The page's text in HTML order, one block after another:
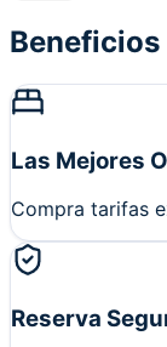
Las Mejores
Compra tarifas
Reserva